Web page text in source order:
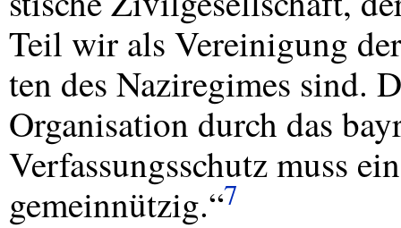
Teil wir als Vereinigung
ten des Naziregimes sind.
Organisation durch das
Verfassungsschutz muss
gemeinnützig.“7